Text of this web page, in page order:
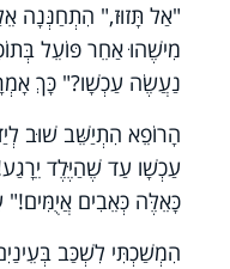
"אַל תָּזוּז," הִתְחַנְּנָה
מִישֶׁהוּ אַחֵר פּוֹעֵל
נַעֲשֶׂה עַכְשָׁו?" כָּךְ
הָרוֹפֵא הִתְיַשֵּׁב שׁוּב
עַכְשָׁו עַד שֶׁהַיֶּלֶד
כָּאֵלֶּה כְּאֵבִים
הִמְשַׁכְתִּי לִשְׁכַּב